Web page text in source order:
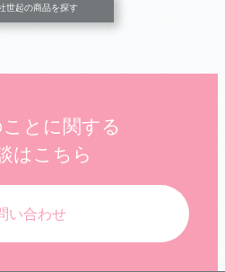
世起の商品を探す
とに関する
はこちら
い合わせ